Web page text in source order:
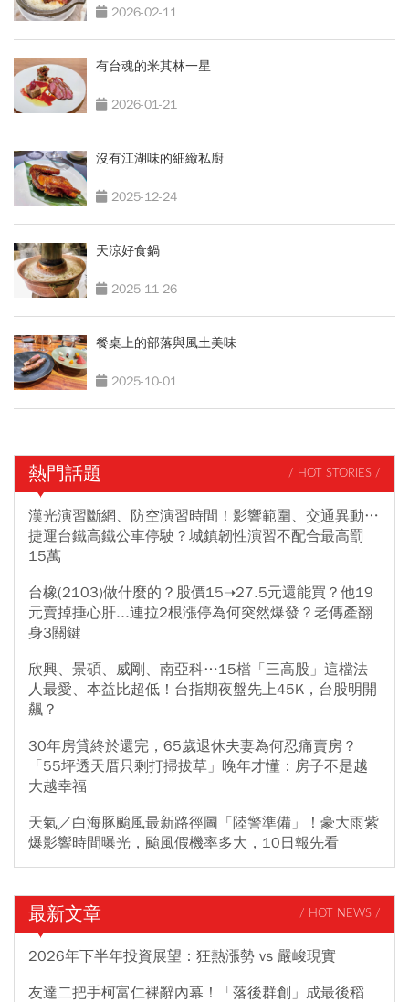
2026-02-11
有台魂的米其林一星
2026-01-21
沒有江湖味的細緻私廚
2025-12-24
天涼好食鍋
2025-11-26
餐桌上的部落與風土美味
2025-10-01
熱門話題 / HOT STORIES /
漢光演習斷網、防空演習時間！影響範圍、交通異動…
捷運台鐵高鐵公車停駛？城鎮韌性演習不配合最高罰
15萬
台橡(2103)做什麼的？股價15➝27.5元還能買？他19
元賣掉捶心肝...連拉2根漲停為何突然爆發？老傳產翻
身3關鍵
欣興、景碩、威剛、南亞科…15檔「三高股」這檔法
人最愛、本益比超低！台指期夜盤先上45K，台股明開
飆？
30年房貸終於還完，65歲退休夫妻為何忍痛賣房？
「55坪透天厝只剩打掃拔草」晚年才懂：房子不是越
大越幸福
天氣／白海豚颱風最新路徑圖「陸警準備」！豪大雨紫
爆影響時間曝光，颱風假機率多大，10日報先看
最新文章 / HOT NEWS /
2026年下半年投資展望：狂熱漲勢 vs 嚴峻現實
友達二把手柯富仁裸辭內幕！「落後群創」成最後稻